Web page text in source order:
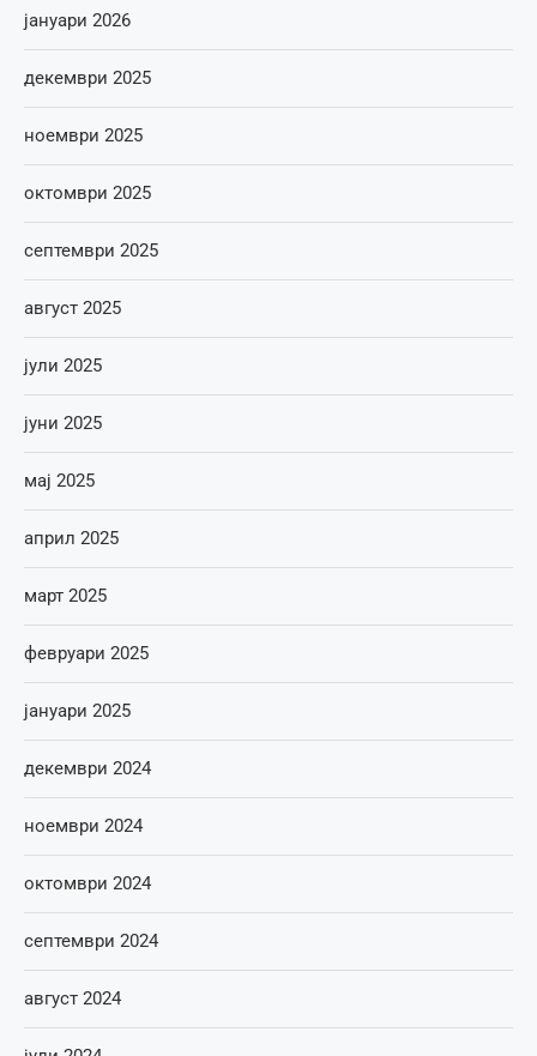
јануари 2026
декември 2025
ноември 2025
октомври 2025
септември 2025
август 2025
јули 2025
јуни 2025
мај 2025
април 2025
март 2025
февруари 2025
јануари 2025
декември 2024
ноември 2024
октомври 2024
септември 2024
август 2024